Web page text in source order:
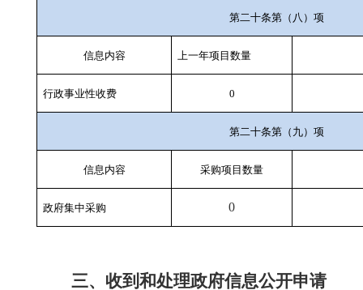
第二十条第（八）项
信息内容 上一年项目数量
行政事业性收费 0
第二十条第（九）项
信息内容 采购项目数量
政府集中采购 0
三、收到和处理政府信息公开申请